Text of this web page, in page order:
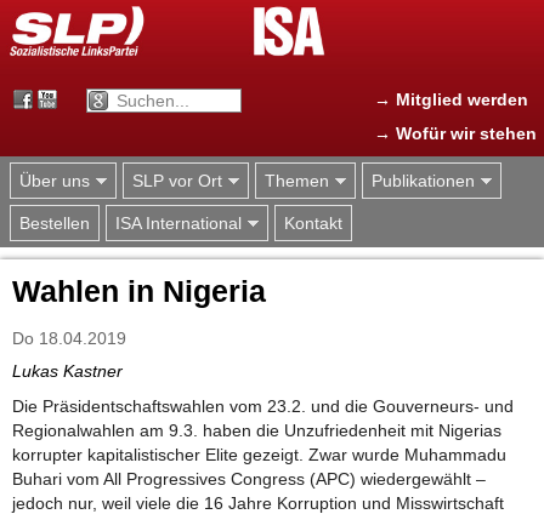
Jump to navigation
→ Mitglied werden
→ Wofür wir stehen
Über uns SLP vor Ort Themen Publikationen
Bestellen ISA International Kontakt
Wahlen in Nigeria
Do 18.04.2019
Lukas Kastner
Die Präsidentschaftswahlen vom 23.2. und die Gouverneurs- und
Regionalwahlen am 9.3. haben die Unzufriedenheit mit Nigerias
korrupter kapitalistischer Elite gezeigt. Zwar wurde Muhammadu
Buhari vom All Progressives Congress (APC) wiedergewählt –
jedoch nur, weil viele die 16 Jahre Korruption und Misswirtschaft